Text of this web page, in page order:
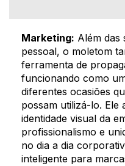
Marketing: Além das
pessoal, o moletom
ferramenta de
funcionando como
diferentes ocasiões
possam utilizá-lo. Ele
identidade visual da
profissionalismo e
no dia a dia
inteligente para